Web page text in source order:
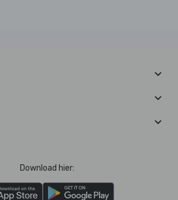
Download hier: